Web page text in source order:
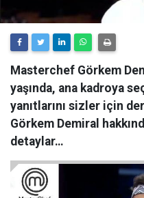
Masterchef Görkem
yaşında, ana kadroya
yanıtlarını sizler için
Görkem Demiral
detaylar…